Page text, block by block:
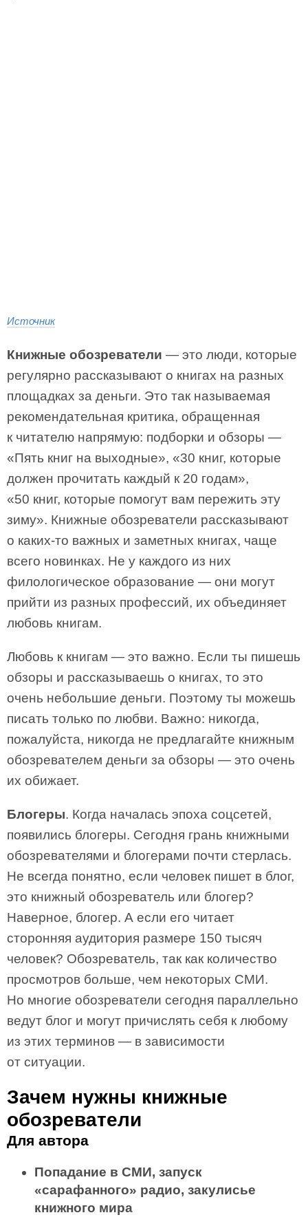
Источник
Книжные обозреватели — это люди, которые
регулярно рассказывают о книгах на разных
площадках за деньги. Это так называемая
рекомендательная критика, обращенная
к читателю напрямую: подборки и обзоры —
«Пять книг на выходные», «30 книг, которые
должен прочитать каждый к 20 годам»,
«50 книг, которые помогут вам пережить эту
зиму». Книжные обозреватели рассказывают
о каких-то важных и заметных книгах, чаще
всего новинках. Не у каждого из них
филологическое образование — они могут
прийти из разных профессий, их объединяет
любовь книгам.
Любовь к книгам — это важно. Если ты пишешь
обзоры и рассказываешь о книгах, то это
очень небольшие деньги. Поэтому ты можешь
писать только по любви. Важно: никогда,
пожалуйста, никогда не предлагайте книжным
обозревателем деньги за обзоры — это очень
их обижает.
Блогеры. Когда началась эпоха соцсетей,
появились блогеры. Сегодня грань книжными
обозревателями и блогерами почти стерлась.
Не всегда понятно, если человек пишет в блог,
это книжный обозреватель или блогер?
Наверное, блогер. А если его читает
сторонняя аудитория размере 150 тысяч
человек? Обозреватель, так как количество
просмотров больше, чем некоторых СМИ.
Но многие обозреватели сегодня параллельно
ведут блог и могут причислять себя к любому
из этих терминов — в зависимости
от ситуации.
Зачем нужны книжные
обозреватели
Для автора
Попадание в СМИ, запуск
«сарафанного» радио, закулисье
книжного мира